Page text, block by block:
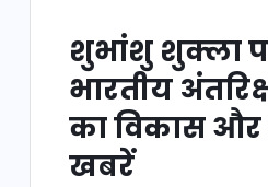
शुभांशु शुक्ला
भारतीय
का विकास और
खबरें